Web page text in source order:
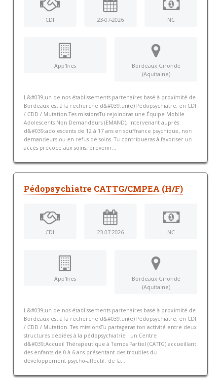
CDI 23-07-2026 NC
App'Ines
Bordeaux Gironde
(Aquitaine)
L&#039;un de nos établissements partenaires basé à proximité de
Bordeaux est à la recherche d&#039;un(e) Pédopsychiatre, en CDI
/ CDD / Mutation.Tes missionsTu rejoindras une Équipe Mobile
Adolescents Non Demandeurs (EMAND), intervenant auprès
d&#039;adolescents de 12 à 17 ans en souffrance psychique, non
demandeurs ou en refus de soins. Tu contribueras à favoriser un
accès précoce aux soins, prévenir...
Pédopsychiatre CATTG/CMPEA (H/F)
CDI 23-07-2026 NC
App'Ines
Bordeaux Gironde
(Aquitaine)
L&#039;un de nos établissements partenaires basé à proximité de
Bordeaux est à la recherche d&#039;un(e) Pédopsychiatre, en CDI
/ CDD / Mutation..Tes missionsTu partageras ton activité entre deux
structures dédiées à la pédopsychiatrie : un Centre
d&#039;Accueil Thérapeutique à Temps Partiel (CATTG) accueillant
des enfants de 0 à 6 ans présentant des troubles du
développement psycho-affectif, de la...